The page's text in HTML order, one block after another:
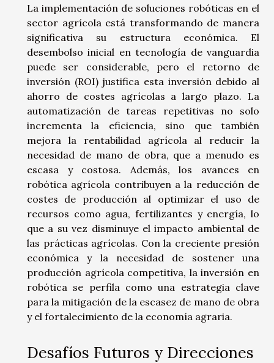
La implementación de soluciones robóticas en el
sector agrícola está transformando de manera
significativa su estructura económica. El
desembolso inicial en tecnología de vanguardia
puede ser considerable, pero el retorno de
inversión (ROI) justifica esta inversión debido al
ahorro de costes agrícolas a largo plazo. La
automatización de tareas repetitivas no solo
incrementa la eficiencia, sino que también
mejora la rentabilidad agrícola al reducir la
necesidad de mano de obra, que a menudo es
escasa y costosa. Además, los avances en
robótica agrícola contribuyen a la reducción de
costes de producción al optimizar el uso de
recursos como agua, fertilizantes y energía, lo
que a su vez disminuye el impacto ambiental de
las prácticas agrícolas. Con la creciente presión
económica y la necesidad de sostener una
producción agrícola competitiva, la inversión en
robótica se perfila como una estrategia clave
para la mitigación de la escasez de mano de obra
y el fortalecimiento de la economía agraria.
Desafíos Futuros y Direcciones